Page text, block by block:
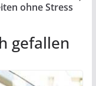
ohne Stress
gefallen